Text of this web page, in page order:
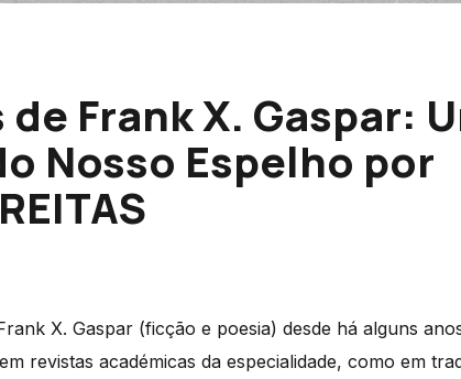
Frank X. Gaspar:
Nosso Espelho por
X. Gaspar (ficção e poesia) desde há alguns
revistas académicas da especialidade, como em